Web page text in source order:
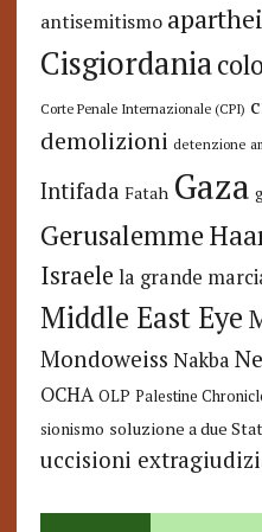
antisemitismo
Cisgiordania
Corte Penale Internazionale (CPI)
demolizioni detenzione
Intifada Fatah Gaza
Gerusalemme
Israele la grande
Middle East Eye
Mondoweiss Nakba
OCHA OLP Palestine
sionismo soluzione a due
uccisioni